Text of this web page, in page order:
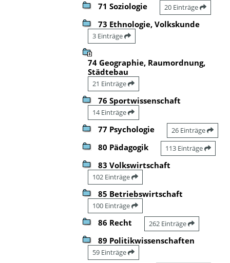
71 Soziologie 20 Einträge
73 Ethnologie, Volkskunde
3 Einträge
74 Geographie, Raumordnung,
Städtebau
21 Einträge
76 Sportwissenschaft
14 Einträge
77 Psychologie 26 Einträge
80 Pädagogik 113 Einträge
83 Volkswirtschaft
102 Einträge
85 Betriebswirtschaft
100 Einträge
86 Recht 262 Einträge
89 Politikwissenschaften
59 Einträge